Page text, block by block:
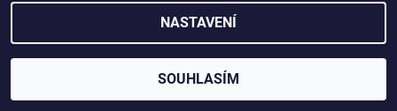
NASTAVENÍ
SOUHLASÍM